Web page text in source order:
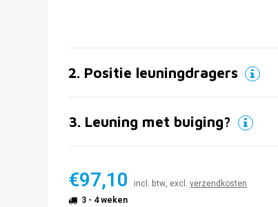
2. Positie leuningdragers
3. Leuning met buiging?
€97,10 incl. btw, excl. verzendkosten
3 - 4 weken